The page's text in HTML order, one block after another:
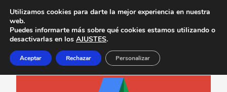
Utilizamos cookies para darte la mejor experiencia en nuestra
web.
Puedes informarte más sobre qué cookies estamos utilizando o
desactivarlas en los AJUSTES.
Aceptar Rechazar Personalizar